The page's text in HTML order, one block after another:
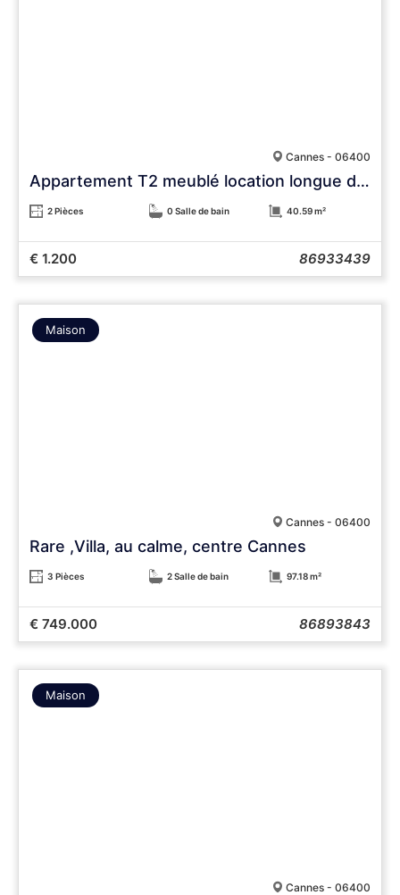
Cannes - 06400
Appartement T2 meublé location longue durée
2 Pièces 0 Salle de bain 40.59 m²
€ 1.200 86933439
Maison
Cannes - 06400
Rare ,Villa, au calme, centre Cannes
3 Pièces 2 Salle de bain 97.18 m²
€ 749.000 86893843
Maison
Cannes - 06400